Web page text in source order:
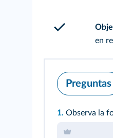
en
Preguntas
1. Observa la